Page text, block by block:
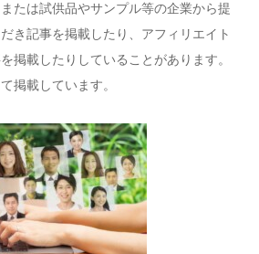
たは試供品やサンプル等の企業から提
き記事を掲載したり、アフィリエイト
掲載したりしていることがあります。
掲載しています。